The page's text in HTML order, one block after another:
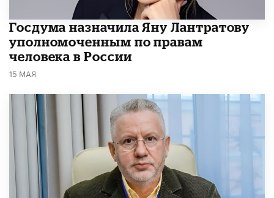
Госдума назначила Яну Лантратову
уполномоченным по правам
человека в России
15 МАЯ